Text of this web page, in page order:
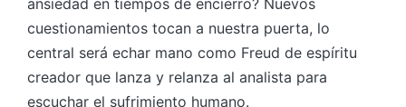
ansiedad en tiempos de encierro? Nuevos
cuestionamientos tocan a nuestra puerta, lo
central será echar mano como Freud de espíritu
creador que lanza y relanza al analista para
escuchar el sufrimiento humano.